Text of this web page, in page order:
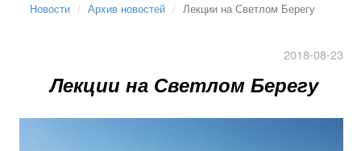
Новости Архив новостей Лекции на Светлом Берегу
2018-08-23
Лекции на Светлом Берегу